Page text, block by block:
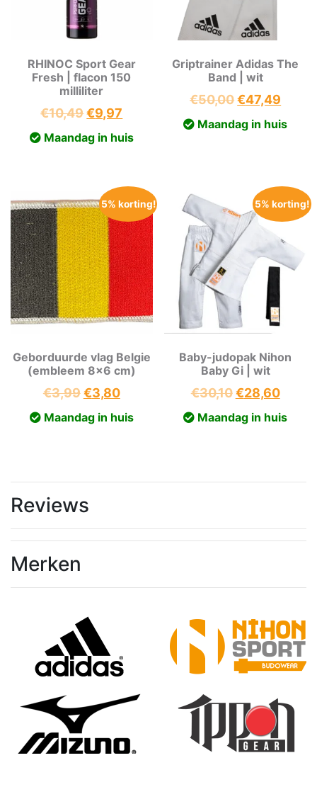
RHINOC Sport Gear
Fresh | flacon 150
milliliter
€10,49Oorspronkelijke
prijs
€9,97
prijs
Maandag in huis
Griptrainer Adidas The
Band | wit
€50,00
prijs
€47,49
prijs
Maandag in huis
5% korting!
Geborduurde vlag Belgie
(embleem 8×6 cm)
€3,99Oorspronkelijke
prijs
€3,80Huidige
prijs
Maandag in huis
5% korting!
Baby-judopak Nihon
Baby Gi | wit
€30,10
prijs
€28,60
prijs
Maandag in huis
Reviews
Merken